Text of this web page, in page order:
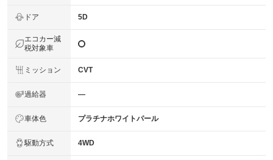
ドア 5D
エコカー減
税対象車
ミッション CVT
過給器 ―
車体色 プラチナホワイトパール
駆動方式 4WD